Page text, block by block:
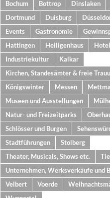
Bochum
Bottrop Dinslaken
Dortmund
Duisburg
Events
Gastronomie
Hattingen
Heiligenhaus
Industriekultur
Kalkar
Kirchen, Standesämter & freie
Königswinter
Messen
Museen und Ausstellungen
Natur- und Freizeitparks
Schlösser und Burgen
Stadtführungen
Stolberg
Theater, Musicals, Shows etc.
Unternehmen, Werksverkäufe und
Velbert
Voerde